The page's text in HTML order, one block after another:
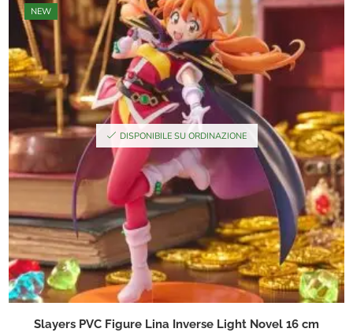
NEW
DISPONIBILE SU ORDINAZIONE
Slayers PVC Figure Lina Inverse Light Novel 16 cm